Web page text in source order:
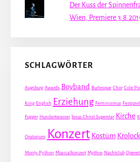
Der Kuss der
Wien, Premiere
SCHLAGWÖRTER
Augsburg Awards Boyband Burlesque Chor Cole
King English Erziehung Feminismus
Fugger Hundertwasser Jesus Christ Superstar Kirche
Oratorium Konzert Kostüm Krolock
Monty Python Musicalkonzert Mythos Nachtclub